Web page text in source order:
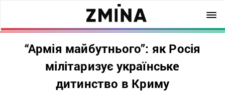
“Армія майбутнього”: як Росія
мілітаризує українське
дитинство в Криму